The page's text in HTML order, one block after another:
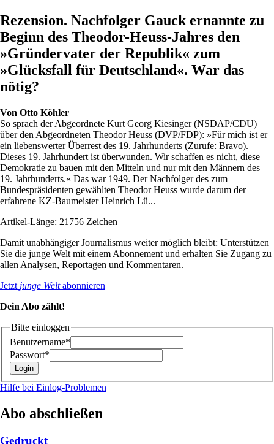
Rezension. Nachfolger Gauck ernannte zu
Beginn des Theodor-Heuss-Jahres den
»Gründervater der Republik« zum
»Glücksfall für Deutschland«. War das
nötig?
Von Otto Köhler
So sprach der Abgeordnete Kurt Georg Kiesinger (NSDAP/CDU)
über den Abgeordneten Theodor Heuss (DVP/FDP): »Für mich ist er
ein liebenswerter Überrest des 19. Jahrhunderts (Zurufe: Bravo).
Dieses 19. Jahrhundert ist überwunden. Wir schaffen es nicht, diese
Demokratie zu bauen mit den Mitteln und nur mit den Männern des
19. Jahrhunderts.« Das war 1949. Der Nachfolger des zum
Bundespräsidenten gewählten Theodor Heuss wurde darum der
erfahrene KZ-Baumeister Heinrich Lü...
Artikel-Länge: 21756 Zeichen
Damit unabhängiger Journalismus weiter möglich bleibt: Unterstützen
Sie die junge Welt mit einem Abonnement und erhalten Sie Zugang zu
allen Analysen, Reportagen und Kommentaren.
Jetzt junge Weltabonnieren
Dein Abo zählt!
Bitte einloggen
Benutzername*
Passwort*
Hilfe bei Einlog-Problemen
Abo abschließen
Gedruckt